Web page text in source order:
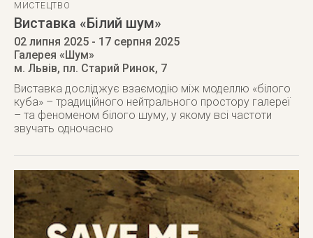
МИСТЕЦТВО
Виставка «Білий шум»
02 липня 2025 - 17 серпня 2025
Галерея «Шум»
м. Львів, пл. Старий Ринок, 7
Виставка досліджує взаємодію між моделлю «білого
куба» – традиційного нейтрального простору галереї
– та феноменом білого шуму, у якому всі частоти
звучать одночасно